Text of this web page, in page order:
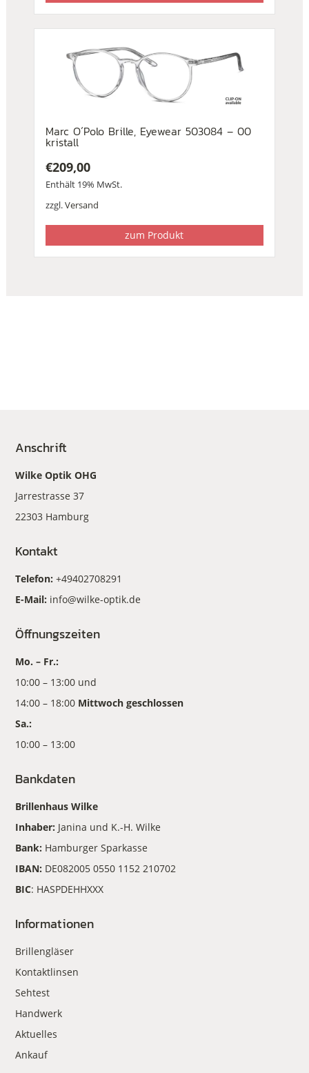
Marc O´Polo Brille, Eyewear 503084 – 00
kristall
€209,00
Enthält 19% MwSt.
zzgl.Versand
zum Produkt
Anschrift
Wilke Optik OHG
Jarrestrasse 37
22303 Hamburg
Kontakt
Telefon:+49402708291
E-Mail: info@wilke-optik.de
Öffnungszeiten
Mo. – Fr.:
10:00 – 13:00 und
14:00 – 18:00 Mittwoch geschlossen
Sa.:
10:00 – 13:00
Bankdaten
Brillenhaus Wilke
Inhaber: Janina und K.-H. Wilke
Bank: Hamburger Sparkasse
IBAN: DE082005 0550 1152 210702
BIC: HASPDEHHXXX
Informationen
Brillengläser
Kontaktlinsen
Sehtest
Handwerk
Aktuelles
Ankauf